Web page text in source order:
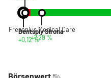
Dentsply Sirona
+0,12 %
Fresenius Medical Care
+7,29 %
Börsenwert Mio.